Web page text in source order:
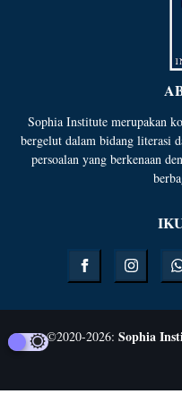
Sophia Institute merupakan
bergelut dalam bidang literasi
persoalan yang berkenaan
©2020-2026: Sophia